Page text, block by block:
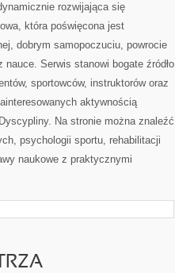
rozwijająca się
która poświęcona jest
dobrym samopoczuciu, powrocie
nauce. Serwis stanowi bogate źródło
sportowców, instruktorów oraz
aktywnością
Na stronie można znaleźć
psychologii sportu, rehabilitacji
naukowe z praktycznymi